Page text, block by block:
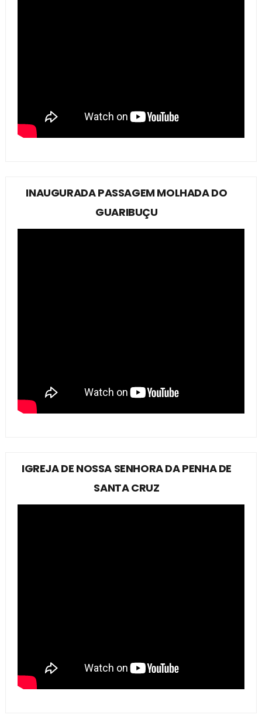
INAUGURADA PASSAGEM MOLHADA DO
GUARIBUÇU
IGREJA DE NOSSA SENHORA DA PENHA DE
SANTA CRUZ